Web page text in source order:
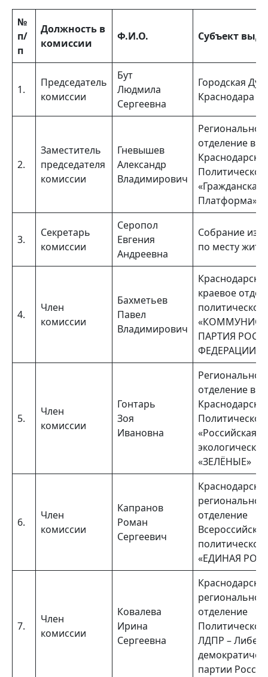
№
п/
п
Должность в
комиссии
Ф.И.О. Субъект
1.
Председатель
комиссии
Бут
Людмила
Сергеевна
Городская
Краснодара
2.
Заместитель
председателя
комиссии
Гневышев
Александр
Владимирович
Региональное
отделение в
«Гражданская
Платформа»
3.
Секретарь
комиссии
Серопол
Евгения
Андреевна
Собрание
по месту
4.
Член
комиссии
Бахметьев
Павел
Владимирович
краевое
ПАРТИЯ
ФЕДЕРАЦИИ»
5.
Член
комиссии
Гонтарь
Зоя
Ивановна
Региональное
отделение в
«Российская
«ЗЕЛЁНЫЕ»
6.
Член
комиссии
Капранов
Роман
Сергеевич
региональное
отделение
«ЕДИНАЯ
7.
Член
комиссии
Ковалева
Ирина
Сергеевна
региональное
отделение
ЛДПР –
партии России